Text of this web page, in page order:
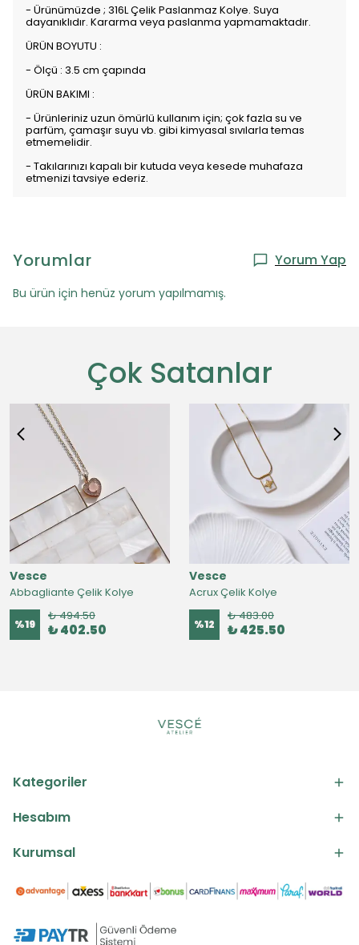
- Ürünümüzde ; 316L Çelik Paslanmaz Kolye. Suya
dayanıklıdır. Kararma veya paslanma yapmamaktadır.
ÜRÜN BOYUTU :
- Ölçü : 3.5 cm çapında
ÜRÜN BAKIMI :
- Ürünleriniz uzun ömürlü kullanım için; çok fazla su ve
parfüm, çamaşır suyu vb. gibi kimyasal sıvılarla temas
etmemelidir.
- Takılarınızı kapalı bir kutuda veya kesede muhafaza
etmenizi tavsiye ederiz.
Yorumlar Yorum Yap
Bu ürün için henüz yorum yapılmamış.
Çok Satanlar
Vesce
Abbagliante Çelik Kolye
%19
₺ 494.50
₺ 402.50
Vesce
Acrux Çelik Kolye
%12
₺ 483.00
₺ 425.50
Kategoriler
Hesabım
Kurumsal